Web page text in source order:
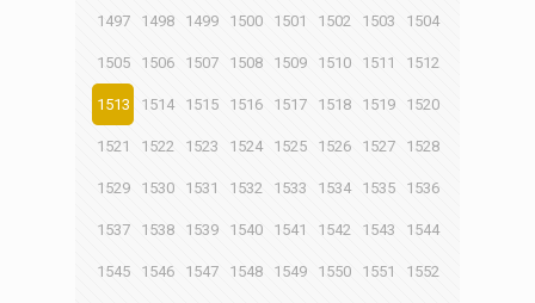
1497 1498 1499 1500 1501 1502 1503 1504
1505 1506 1507 1508 1509 1510 1511 1512
1513 1514 1515 1516 1517 1518 1519 1520
1521 1522 1523 1524 1525 1526 1527 1528
1529 1530 1531 1532 1533 1534 1535 1536
1537 1538 1539 1540 1541 1542 1543 1544
1545 1546 1547 1548 1549 1550 1551 1552